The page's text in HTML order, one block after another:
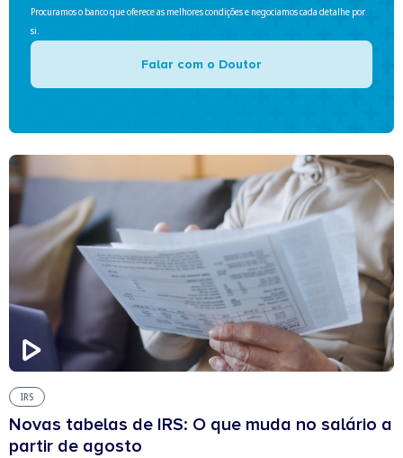
Procuramos o banco que oferece as melhores condições e negociamos cada detalhe por
si.
Falar com o Doutor
IRS
Novas tabelas de IRS: O que muda no salário a
partir de agosto